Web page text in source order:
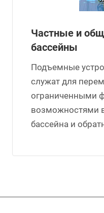
Частные и
бассейны
Подъемные
служат для
ограниченными
возможностями
бассейна и